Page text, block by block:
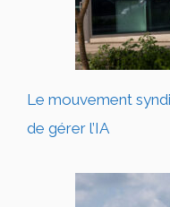
Le mouvement
de gérer l’IA